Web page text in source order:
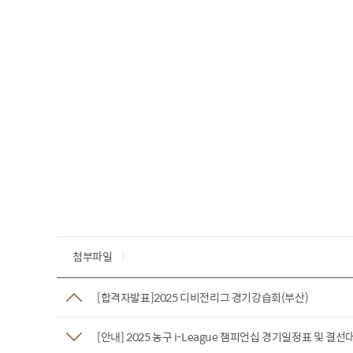
첨부파일
[합격자발표]2025 디비전리그 경기강습회(부산)
[안내] 2025 농구 i-League 챔피언십 경기일정표 및 결선